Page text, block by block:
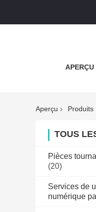
APERÇU
Aperçu Produits
TOUS
Pièces
(20)
Services de
numérique